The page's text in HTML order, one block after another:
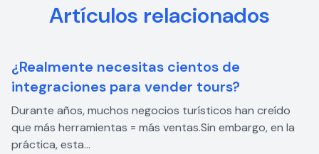
Artículos relacionados
¿Realmente necesitas cientos de
integraciones para vender tours?
Durante años, muchos negocios turísticos han creído
que más herramientas = más ventas.Sin embargo, en la
práctica, esta...